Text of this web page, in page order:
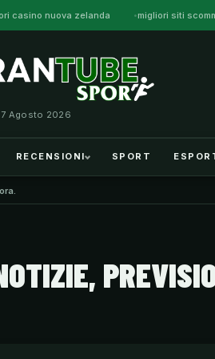
casino nuova zelanda migliori siti
7 Agosto 2026
RECENSIONI SPORT